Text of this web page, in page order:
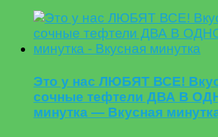
Это у нас ЛЮБЯТ ВСЕ!
сочные тефтели ДВА В
минутка — Вкусная